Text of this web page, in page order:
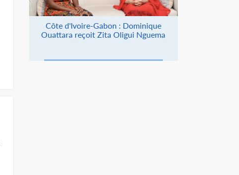
Côte d'Ivoire-Gabon : Dominique
Ouattara reçoit Zita Oligui Nguema